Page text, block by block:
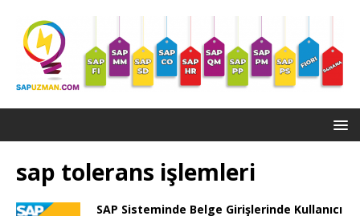
sap tolerans işlemleri
SAP Sisteminde Belge Girişlerinde Kullanıcı